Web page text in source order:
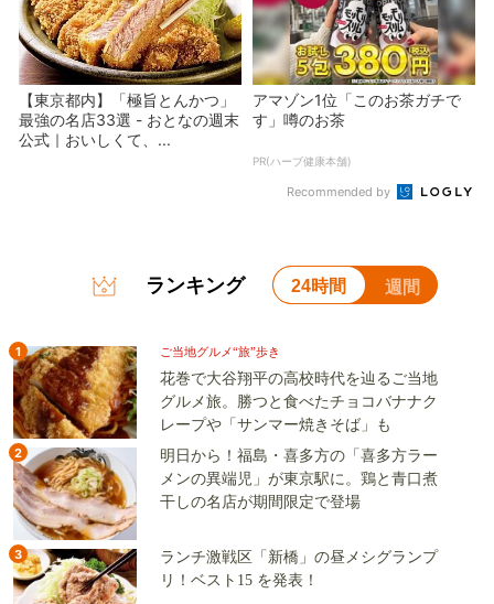
【東京都内】「極旨とんかつ」
最強の名店33選 - おとなの週末
公式｜おいしくて、...
アマゾン1位「このお茶ガチで
す」噂のお茶
PR(ハーブ健康本舗)
Recommended by
ランキング 24時間 週間
1 ご当地グルメ“旅”歩き
花巻で大谷翔平の高校時代を辿るご当地
グルメ旅。勝つと食べたチョコバナナク
レープや「サンマー焼きそば」も
2
明日から！福島・喜多方の「喜多方ラー
メンの異端児」が東京駅に。鶏と青口煮
干しの名店が期間限定で登場
3
ランチ激戦区「新橋」の昼メシグランプ
リ！ベスト15 を発表！